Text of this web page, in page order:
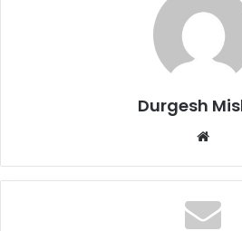
Durgesh